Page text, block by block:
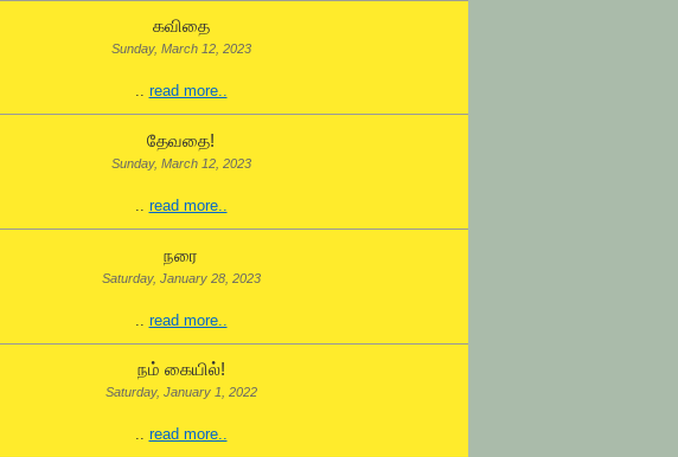
கவிதை
Sunday, March 12, 2023
.. read more..
தேவதை!
Sunday, March 12, 2023
.. read more..
நரை
Saturday, January 28, 2023
read more..
நம் கையில்!
Saturday, January 1, 2022
.. read more..